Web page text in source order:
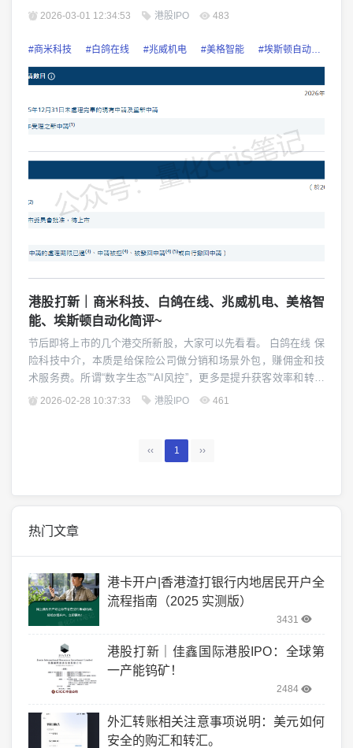
442 港元。 申购期为 2 月 27 日至 3 月 4 日，预计...
2026-03-01 12:34:53 港股IPO 483
#商米科技 #白鸽在线 #兆威机电 #美格智能 #埃斯顿自动化
港股打新｜商米科技、白鸽在线、兆威机电、美格智
能、埃斯顿自动化简评~
节后即将上市的几个港交所新股，大家可以先看看。 白鸽在线 保
险科技中介，本质是给保险公司做分销和场景外包，赚佣金和技
术服务费。所谓“数字生态”“AI风控”，更多是提升获客效率和转化
率，但并没有改变它对保险公司的依赖关系。 业务被卡脖子。佣
2026-02-28 10:37:33 港股IPO 461
‹‹ 1 ››
热门文章
港卡开户|香港渣打银行内地居民开户全
流程指南（2025 实测版）
3431
港股打新｜佳鑫国际港股IPO：全球第
一产能钨矿！
2484
外汇转账相关注意事项说明：美元如何
安全的购汇和转汇。